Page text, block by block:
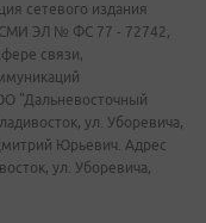
сетевого издания
СМИ ЭЛ № ФС 77 - 72742,
связи,
"Дальневосточный
ул. Уборевича,
Юрьевич. Адрес
ул. Уборевича,